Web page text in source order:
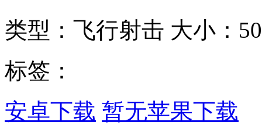
类型：飞行射击 大小：
标签：
安卓下载 暂无苹果下载